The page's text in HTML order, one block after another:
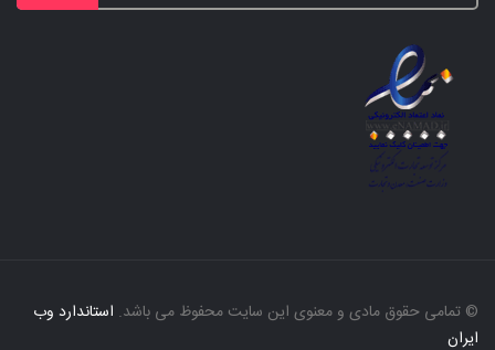
© تمامی حقوق مادی و معنوی این سایت محفوظ می باشد. استاندارد وب
ایران